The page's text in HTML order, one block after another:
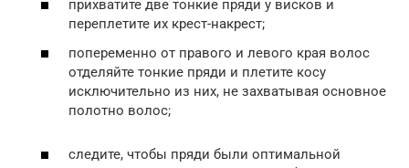
прихватите две тонкие пряди у висков и
переплетите их крест-накрест;
попеременно от правого и левого края волос
отделяйте тонкие пряди и плетите косу
исключительно из них, не захватывая основное
полотно волос;
следите, чтобы пряди были оптимальной